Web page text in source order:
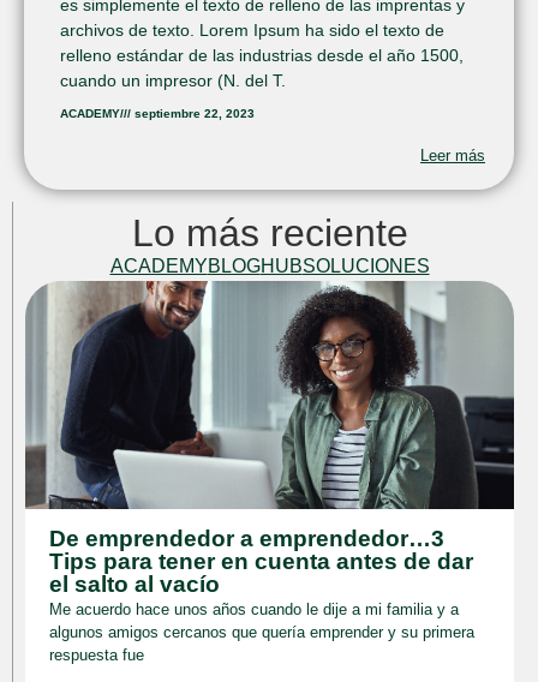
es simplemente el texto de relleno de las imprentas y
archivos de texto. Lorem Ipsum ha sido el texto de
relleno estándar de las industrias desde el año 1500,
cuando un impresor (N. del T.
ACADEMY/// septiembre 22, 2023
Leer más
Lo más reciente
ACADEMYBLOGHUBSOLUCIONES
De emprendedor a emprendedor…3
Tips para tener en cuenta antes de dar
el salto al vacío
Me acuerdo hace unos años cuando le dije a mi familia y a
algunos amigos cercanos que quería emprender y su primera
respuesta fue